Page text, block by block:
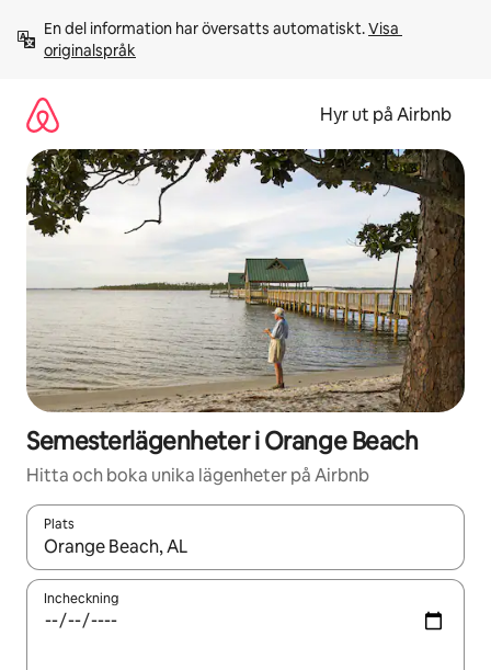
innehåll
En del information har översatts automatiskt. Visa
originalspråk
Hyr ut på Airbnb
Semesterlägenheter i Orange Beach
Hitta och boka unika lägenheter på Airbnb
Plats
När resultaten är tillgängliga kan du navigera med upp- och
Incheckning